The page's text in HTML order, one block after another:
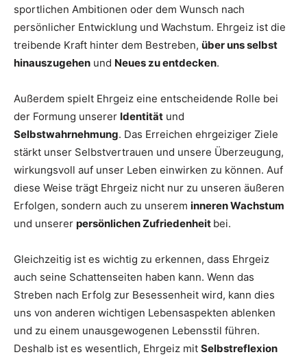
sportlichen Ambitionen oder dem Wunsch nach
persönlicher Entwicklung und Wachstum. Ehrgeiz ist die
treibende Kraft hinter dem Bestreben, über uns selbst
hinauszugehen und Neues zu entdecken.
Außerdem spielt Ehrgeiz eine entscheidende Rolle bei
der Formung unserer Identität und
Selbstwahrnehmung. Das Erreichen ehrgeiziger Ziele
stärkt unser Selbstvertrauen und unsere Überzeugung,
wirkungsvoll auf unser Leben einwirken zu können. Auf
diese Weise trägt Ehrgeiz nicht nur zu unseren äußeren
Erfolgen, sondern auch zu unserem inneren Wachstum
und unserer persönlichen Zufriedenheit bei.
Gleichzeitig ist es wichtig zu erkennen, dass Ehrgeiz
auch seine Schattenseiten haben kann. Wenn das
Streben nach Erfolg zur Besessenheit wird, kann dies
uns von anderen wichtigen Lebensaspekten ablenken
und zu einem unausgewogenen Lebensstil führen.
Deshalb ist es wesentlich, Ehrgeiz mit Selbstreflexion